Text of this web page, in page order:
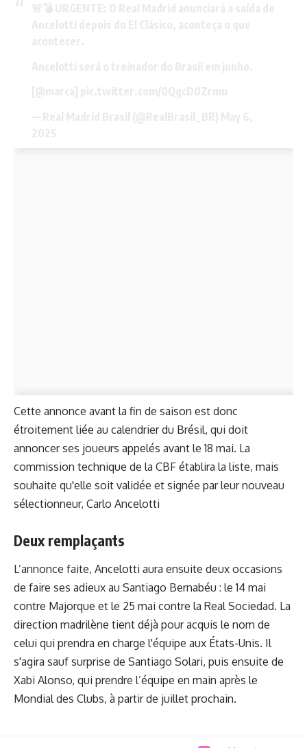
Cette annonce avant la fin de saison est donc
étroitement liée au calendrier du Brésil, qui doit
annoncer ses joueurs appelés avant le 18 mai. La
commission technique de la CBF établira la liste, mais
souhaite qu'elle soit validée et signée par leur nouveau
sélectionneur, Carlo Ancelotti
Deux remplaçants
L’annonce faite, Ancelotti aura ensuite deux occasions
de faire ses adieux au Santiago Bernabéu : le 14 mai
contre Majorque et le 25 mai contre la Real Sociedad. La
direction madrilène tient déjà pour acquis le nom de
celui qui prendra en charge l'équipe aux États-Unis. Il
s'agira sauf surprise de Santiago Solari, puis ensuite de
Xabi Alonso, qui prendre l’équipe en main après le
Mondial des Clubs, à partir de juillet prochain.